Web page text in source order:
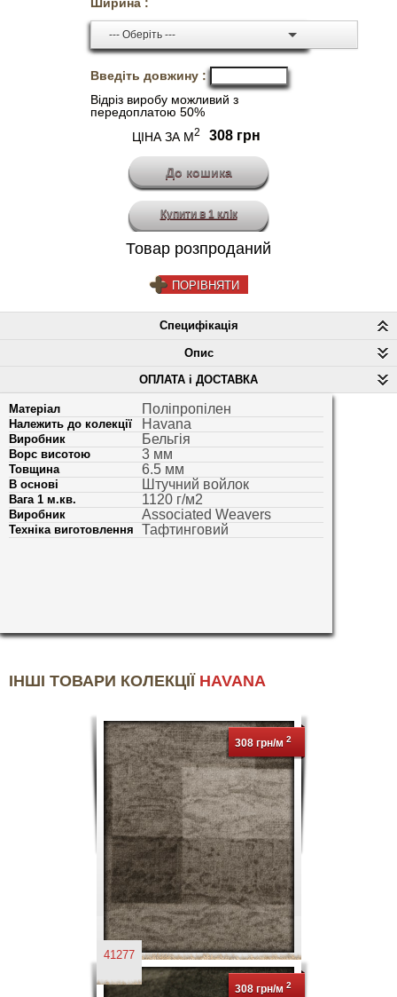
--- Оберіть ---
Введіть довжину :
Відріз виробу можливий з
передоплатою 50%
ЦІНА ЗА М2 308 грн
Купити в 1 клік
Товар розпроданий
ПОРІВНЯТИ
Специфікація
Опис
ОПЛАТА і ДОСТАВКА
Матеріал Поліпропілен
Належить до колекції Havana
Виробник Бельгія
Ворс висотою 3 мм
Товщина 6.5 мм
В основі Штучний войлок
Вага 1 м.кв. 1120 г/м2
Виробник Associated Weavers
Техніка виготовлення Тафтинговий
ІНШІ ТОВАРИ КОЛЕКЦІЇ HAVANA
308 грн/м 2
41277
308 грн/м 2